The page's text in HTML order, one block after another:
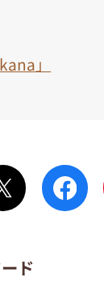
」
ド